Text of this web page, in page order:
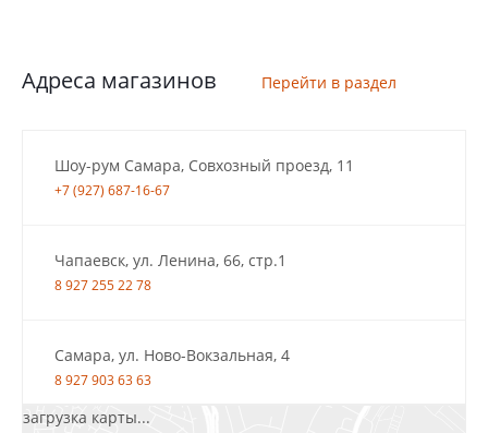
Адреса магазинов Перейти в раздел
Шоу-рум Самара, Совхозный проезд, 11
+7 (927) 687-16-67
Чапаевск, ул. Ленина, 66, стр.1
8 927 255 22 78
Самара, ул. Ново-Вокзальная, 4
8 927 903 63 63
загрузка карты...